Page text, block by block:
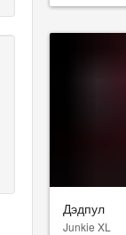
Дэдпул
Junkie XL